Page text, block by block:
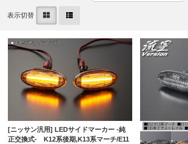
表示切替
[ニッサン汎用] LEDサイドマーカー -純
正交換式- K12系後期,K13系マーチ/E11